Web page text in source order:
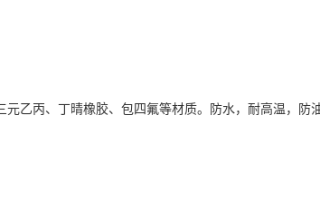
乙丙、丁晴橡胶、包四氟等材质。防水，耐高温，防